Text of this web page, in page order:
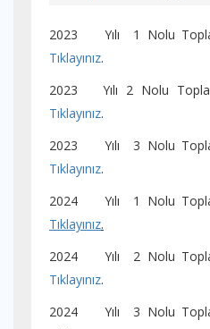
2023 Yılı 1 Nolu
Tıklayınız.
2023 Yılı 2 Nolu
Tıklayınız.
2023 Yılı 3 Nolu
Tıklayınız.
2024 Yılı 1 Nolu
Tıklayınız.
2024 Yılı 2 Nolu
Tıklayınız.
2024 Yılı 3 Nolu